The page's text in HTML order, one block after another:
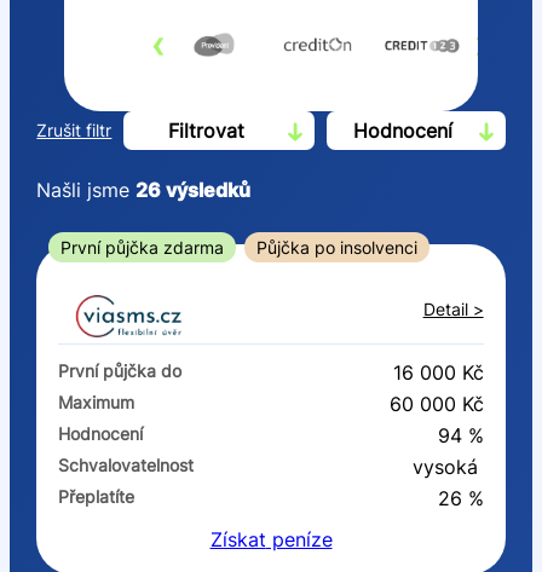
‹ ›
Zrušit filtr Filtrovat Hodnocení
Od
První půjčka zdarma
–
ano
Ve zkušebce
Našli jsme26 výsledků
První půjčka zdarma Půjčka po insolvenci
Detail >
První půjčka do 16 000 Kč
Maximum 60 000 Kč
Hodnocení 94 %
Schvalovatelnost vysoká
Přeplatíte
26 %
Získat peníze